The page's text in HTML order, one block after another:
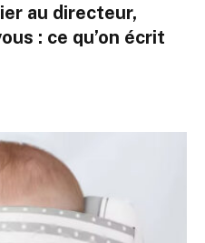
au directeur,
: ce qu’on écrit